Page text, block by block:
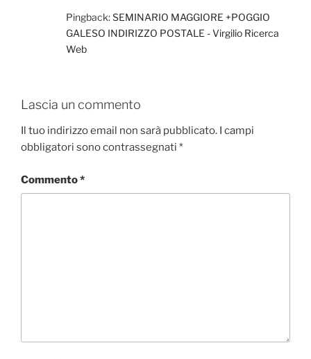
Pingback:SEMINARIO MAGGIORE +POGGIO
GALESO INDIRIZZO POSTALE - Virgilio Ricerca
Web
Lascia un commento
Il tuo indirizzo email non sarà pubblicato. I campi
obbligatori sono contrassegnati *
Commento*